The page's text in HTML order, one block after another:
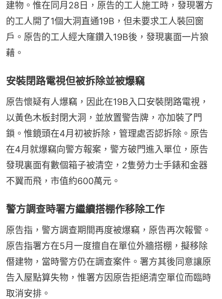
建物。惟在同月28日，原告的工人施工時，發現署方
的工人開了1個大洞直通19B，但未要求工人裝回窗
戶。原告的工人經大窿鑽入19B後，發現裏面一片狼
藉。
安裝閉路電視但被拆除並被爆竊
原告懷疑有人爆竊，因此在19B入口安裝閉路電視，
以黃色木板封閉大洞，並放置警告牌，亦加裝了門
鎖。惟鏡頭在4月初被拆除，管理處否認拆除。原告
在4月就爆竊向警方報案，警方破門進入單位，原告
發現裏面有數個箱子被清空，2隻勞力士手錶和金器
不翼而飛，市值約600萬元。
警方調查時署方繼續搭棚作移除工作
原告指，警方調查期間再度被爆竊，原告再次報警。
原告指署方在5月一度擅自在單位外牆搭棚，擬移除
僭建物，當時警方仍在調查案件。署方其後同意讓原
告入屋點算失物，惟署方因原告拒絕清空單位而臨時
取消安排。